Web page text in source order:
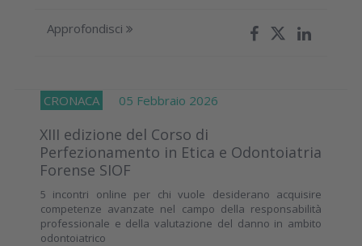
Approfondisci
CRONACA 05 Febbraio 2026
XIII edizione del Corso di
Perfezionamento in Etica e Odontoiatria
Forense SIOF
5 incontri online per chi vuole desiderano acquisire
competenze avanzate nel campo della responsabilità
professionale e della valutazione del danno in ambito
odontoiatrico